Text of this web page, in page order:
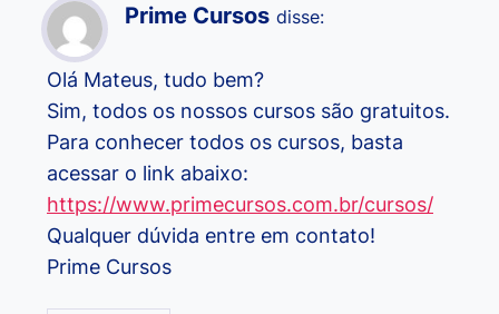
Prime Cursos disse:
Olá Mateus, tudo bem?
Sim, todos os nossos cursos são gratuitos.
Para conhecer todos os cursos, basta
acessar o link abaixo:
https://www.primecursos.com.br/cursos/
Qualquer dúvida entre em contato!
Prime Cursos